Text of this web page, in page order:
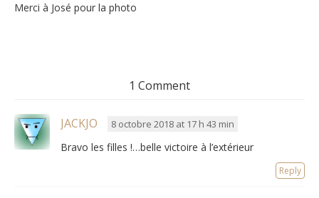
Merci à José pour la photo
1 Comment
JACKJO 8 octobre 2018 at 17 h 43 min
Bravo les filles !…belle victoire à l’extérieur
Reply